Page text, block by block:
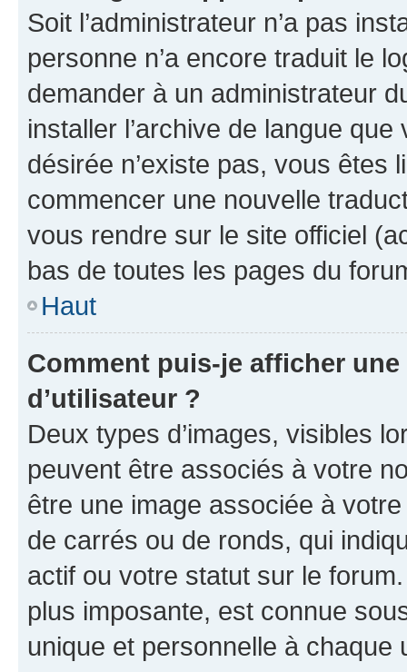
Soit l’administrateur n’a pas
personne n’a encore traduit le
demander à un administrateur
installer l’archive de langue
désirée n’existe pas, vous êtes
commencer une nouvelle
vous rendre sur le site officiel
bas de toutes les pages du
Haut
Comment puis-je afficher
d’utilisateur ?
Deux types d’images, visibles
peuvent être associés à votre
être une image associée à
de carrés ou de ronds, qui
actif ou votre statut sur le
plus imposante, est connue
unique et personnelle à chaque